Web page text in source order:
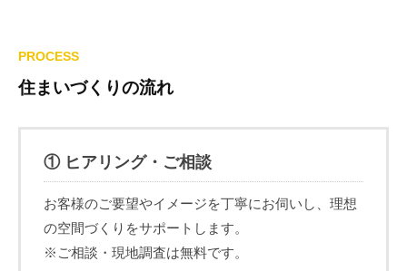
PROCESS
住まいづくりの流れ
① ヒアリング・ご相談
お客様のご要望やイメージを丁寧にお伺いし、理想
の空間づくりをサポートします。
※ご相談・現地調査は無料です。